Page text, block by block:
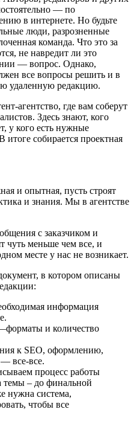
— по
в интернете. Но будьте
люди, разрозненные
команда. Что это за
не навредит ли это
— вопрос. Однако,
все вопросы решить и в
удаленную редакцию.
агентство, где вам соберут
Здесь знают, кого
у кого есть нужные
собирается проектная
и опытная, пусть строят
и знания. Мы в агентстве
с заказчиком и
чуть меньше чем все, и
месте у нас не возникает.
в котором описаны
информация
и количество
к SEO, оформлению,
все-все.
процесс работы
темы – до финальной
нужна система,
чтобы все